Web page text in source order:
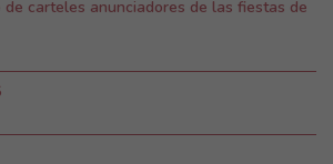
de carteles anunciadores de las fiestas de